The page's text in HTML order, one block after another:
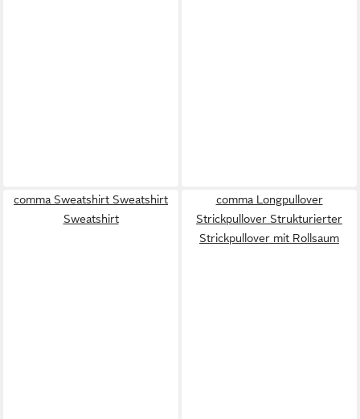
comma Sweatshirt Sweatshirt
Sweatshirt
comma Longpullover
Strickpullover Strukturierter
Strickpullover mit Rollsaum